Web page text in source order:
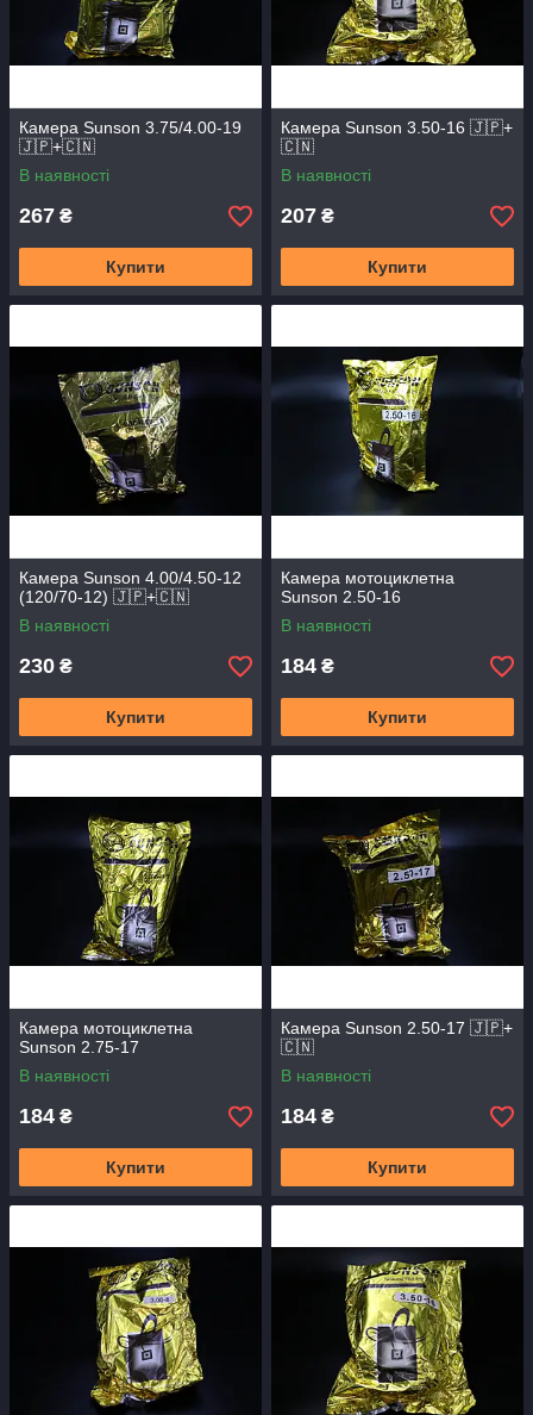
Камера Sunson 3.75/4.00-19
🇯🇵+🇨🇳
В наявності
267 ₴
Купити
Камера Sunson 3.50-16 🇯🇵+
🇨🇳
В наявності
207 ₴
Купити
Камера Sunson 4.00/4.50-12
(120/70-12) 🇯🇵+🇨🇳
В наявності
230 ₴
Купити
Камера мотоциклетна
Sunson 2.50-16
В наявності
184 ₴
Купити
Камера мотоциклетна
Sunson 2.75-17
В наявності
184 ₴
Купити
Камера Sunson 2.50-17 🇯🇵+
🇨🇳
В наявності
184 ₴
Купити